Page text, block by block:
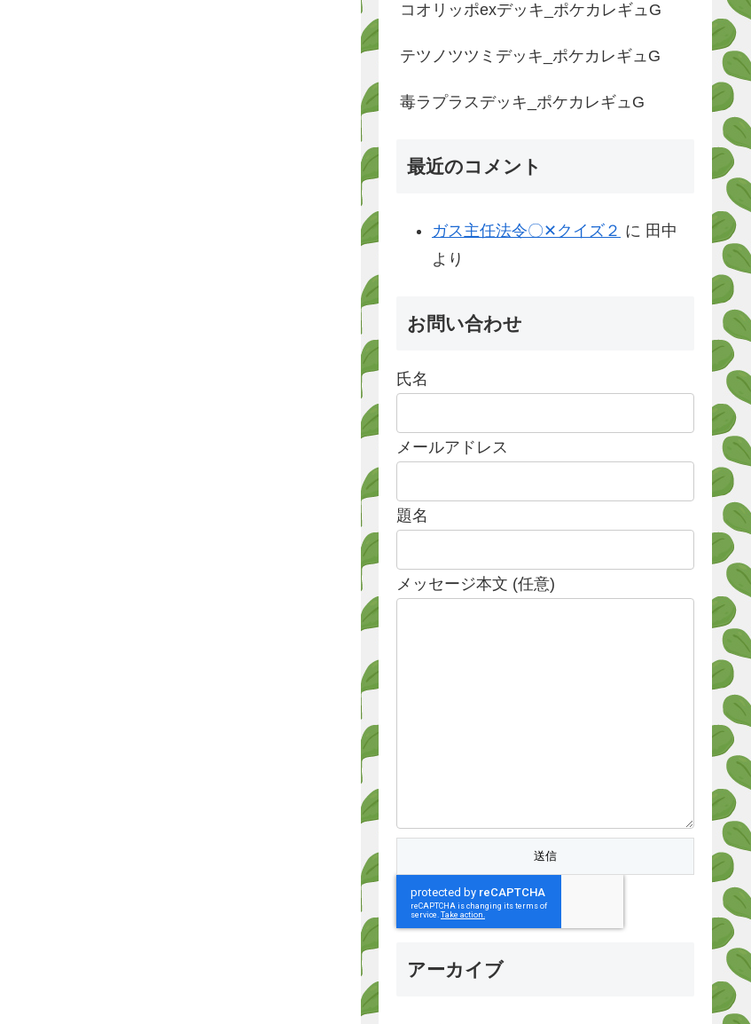
コオリッポexデッキ_ポケカレギュG
テツノツツミデッキ_ポケカレギュG
毒ラプラスデッキ_ポケカレギュG
最近のコメント
ガス主任法令〇✕クイズ２ に 田中
より
お問い合わせ
氏名
メールアドレス
題名
メッセージ本文 (任意)
アーカイブ